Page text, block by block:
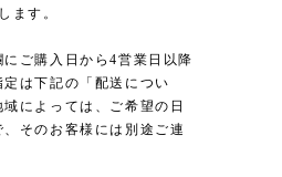
ます。
ご購入日から4営業日以降
は下記の「配送につい
によっては、ご希望の日
そのお客様には別途ご連